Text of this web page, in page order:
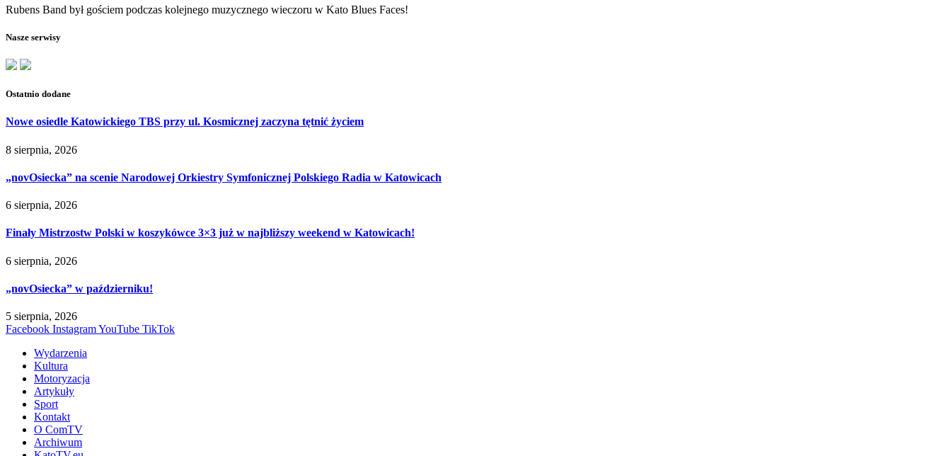
Rubens Band był gościem podczas kolejnego muzycznego wieczoru w Kato Blues Faces!
Nasze serwisy
Ostatnio dodane
Nowe osiedle Katowickiego TBS przy ul. Kosmicznej zaczyna tętnić życiem
8 sierpnia, 2026
„novOsiecka” na scenie Narodowej Orkiestry Symfonicznej Polskiego Radia w Katowicach
6 sierpnia, 2026
Finały Mistrzostw Polski w koszykówce 3×3 już w najbliższy weekend w Katowicach!
6 sierpnia, 2026
„novOsiecka” w październiku!
5 sierpnia, 2026
Facebook InstagramYouTube TikTok
Wydarzenia
Kultura
Motoryzacja
Artykuły
Sport
Kontakt
O ComTV
Archiwum